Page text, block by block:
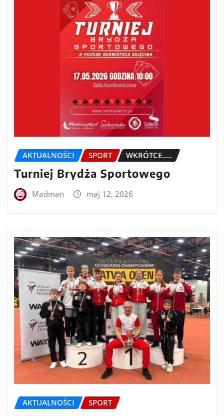
AKTUALNOŚCI SPORT WKRÓTCE.....
Turniej Brydża Sportowego
Madman maj 12, 2026
AKTUALNOŚCI SPORT